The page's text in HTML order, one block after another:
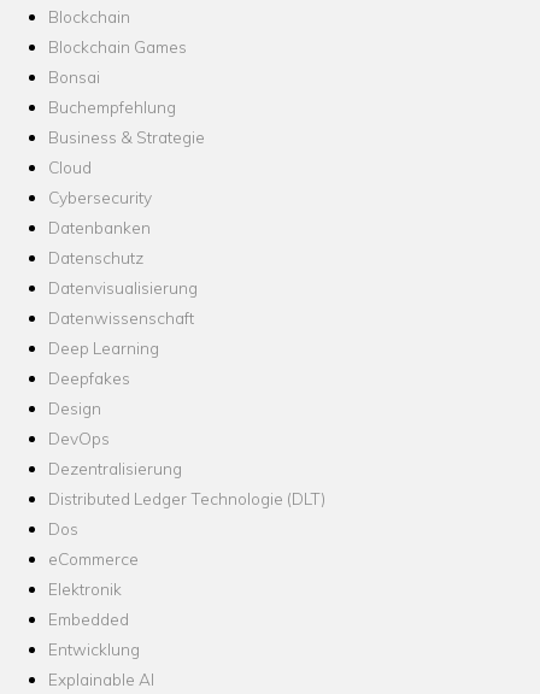
Blockchain
Blockchain Games
Bonsai
Buchempfehlung
Business & Strategie
Cloud
Cybersecurity
Datenbanken
Datenschutz
Datenvisualisierung
Datenwissenschaft
Deep Learning
Deepfakes
Design
DevOps
Dezentralisierung
Distributed Ledger Technologie (DLT)
Dos
eCommerce
Elektronik
Embedded
Entwicklung
Explainable AI